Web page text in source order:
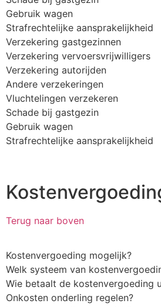
Gebruik wagen
Strafrechtelijke aansprakelijkheid
Verzekering gastgezinnen
Verzekering vervoersvrijwilligers
Verzekering autorijden
Andere verzekeringen
Vluchtelingen verzekeren
Schade bij gastgezin
Gebruik wagen
Strafrechtelijke aansprakelijkheid
Terug naar boven
Kostenvergoeding mogelijk?
Welk systeem van
Wie betaalt de kostenvergoeding
Onkosten onderling regelen?